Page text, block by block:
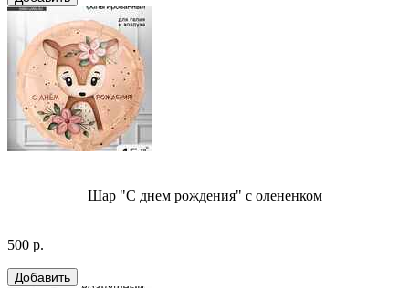
Шар "С днем рождения" с олененком
500 р.